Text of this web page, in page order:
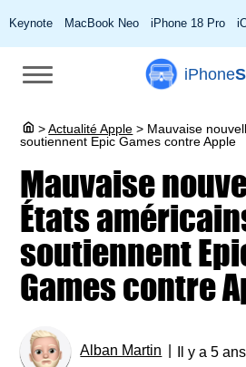
Keynote MacBook Neo iPhone 18 Pro
iPhone
> Actualité Apple > Mauvaise
soutiennent Epic Games contre Apple
Mauvaise
États
soutiennent
Games contre
Alban Martin Il y a 5 ans